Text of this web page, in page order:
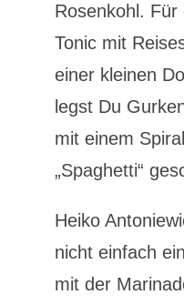
Rosenkohl.
Tonic mit
einer kleinen
legst Du
mit einem
„Spaghetti“
Heiko
nicht einfach
mit der